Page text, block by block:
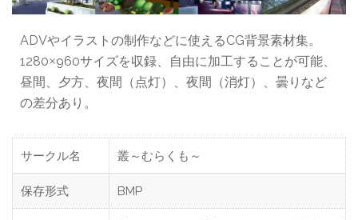
ADVやイラストの制作などに使えるCG背景素材集。
1280×960サイズを収録、自由に加工することが可能、
昼間、夕方、夜間（点灯）、夜間（消灯）、曇りなど
の差分あり。
サークル名 叢～むらくも～
保存形式 BMP